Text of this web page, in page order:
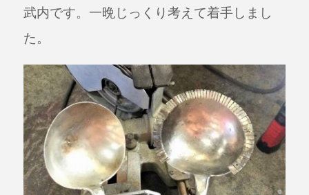
武内です。一晩じっくり考えて着手しまし
た。